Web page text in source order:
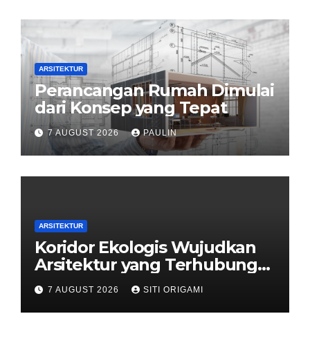
ARSITEKTUR
Perancangan Rumah Dimulai
dari Konsep yang Tepat
7 AUGUST 2026 PAULIN
ARSITEKTUR
Koridor Ekologis Wujudkan
Arsitektur yang Terhubung
dengan Alam
7 AUGUST 2026 SITI ORIGAMI